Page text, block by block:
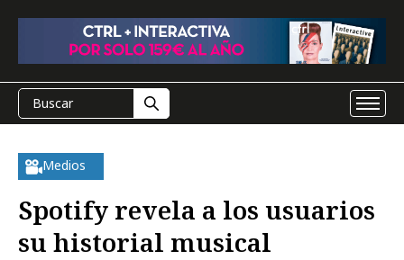
Medios
Spotify revela a los usuarios
su historial musical